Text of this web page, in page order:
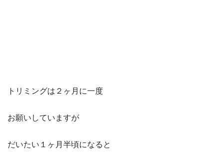
トリミングは２ヶ月に一度
お願いしていますが
だいたい１ヶ月半頃になると